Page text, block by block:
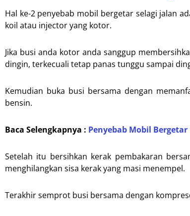
Hal ke-2 penyebab mobil bergetar selagi jalan
koil atau injector yang kotor.
Jika busi anda kotor anda sanggup
dingin, terkecuali tetap panas tunggu sampai
Kemudian buka busi bersama dengan
bensin.
Baca Selengkapnya : Penyebab Mobil Bergetar
Setelah itu bersihkan kerak pembakaran
menghilangkan sisa kerak yang masi menempel.
Terakhir semprot busi bersama dengan